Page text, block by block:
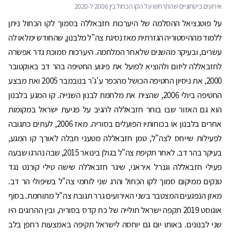
אירועים ביטחוניים שהתרחשו על הקו הכחול בין 2006 ל-2020
על פוטנציאל ההסלמה של היערכות חזבאללה בסמוך לקו הכחול ניתן
ללמוד מההיסטוריה הגזרתית מאז נסיגת צה"ל מלבנון, שהחודש ימלאו לה
עשרים, ובעיקר מהשנים שלאחר המלחמה. היערכות סמוכת גדר אפשרה
לחזבאללה ליזום ולהוציא לפועל את פיגוע החטיפה בהר דב באוקטובר
2000, את ניסיון החטיפה הכושל מהכפר ע'ג'ר בנובמבר 2005 ואת מבצע
החטיפה ביולי 2006, שהצית את מלחמת לבנון השנייה. קו המגע בלבנון
הוא גם האזור שבו בוחר חזבאללה להגיב על פגיעת ישראל במקומות
אחרים בלבנון או בכוחותיו הפועלים בסוריה. מאז 2006, לעתים כתגובה
לפעילות שייחס לצה"ל, טמן חזבאללה מטעני חבלה לאורך קו המגע,
בעיקר בהר דב. לאחר תקיפת צה"ל בגולן בינואר 2015, שבה נהרגו שבעה
פעילי חזבאללה וגנרל איראני, שיגר חזבאללה שישה טילי קורנט נגד
טנקים ממיקום סמוך לקו הכחול והרג שני לוחמי צה"ל בשיפולי הר דב.
מאזן הנפגעים המצטבר בשני האירועים גרר תגובת צה"ל מתוחמת. בסוף
אוגוסט 2019 תקפה ישראל חולייה של כח קדס בסוריה, ובין ההרוגים היו
שני לבנונים. באותו יום גם יוחסה לישראל תקיפה באמצעות רחפן בלב